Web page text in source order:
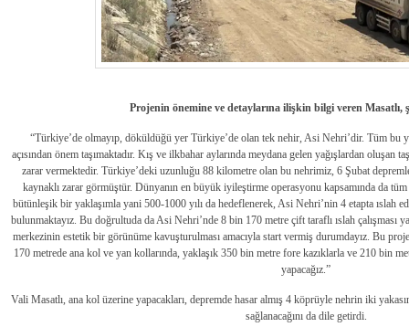
Projenin önemine ve detaylarına ilişkin bilgi veren Masatlı,
“Türkiye’de olmayıp, döküldüğü yer Türkiye’de olan tek nehir, Asi Nehri’dir. Tüm bu
açısından önem taşımaktadır. Kış ve ilkbahar aylarında meydana gelen yağışlardan oluşan
zarar vermektedir. Türkiye’deki uzunluğu 88 kilometre olan bu nehrimiz, 6 Şubat
kaynaklı zarar görmüştür. Dünyanın en büyük iyileştirme operasyonu kapsamında da
bütünleşik bir yaklaşımla yani 500-1000 yılı da hedeflenerek, Asi Nehri’nin 4 etapta ıslah
bulunmaktayız. Bu doğrultuda da Asi Nehri’nde 8 bin 170 metre çift taraflı ıslah çalışması
merkezinin estetik bir görünüme kavuşturulması amacıyla start vermiş durumdayız. Bu
170 metrede ana kol ve yan kollarında, yaklaşık 350 bin metre fore kazıklarla ve 210 bin
yapacağız.”
Vali Masatlı, ana kol üzerine yapacakları, depremde hasar almış 4 köprüyle nehrin iki
sağlanacağını da dile getirdi.